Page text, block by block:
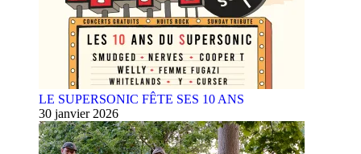
LE SUPERSONIC FÊTE SES 10 ANS
30 janvier 2026